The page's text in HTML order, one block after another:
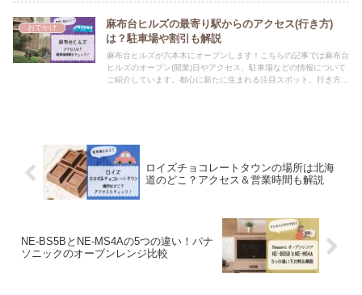
おでかけ
麻布台ヒルズの最寄り駅からのアクセス(行き方)
は？駐車場や割引も解説
麻布台ヒルズが六本木にオープンします！こちらの記事では麻布台
ヒルズのオープン(開業)日やアクセス、駐車場などの情報について
ご紹介しています。都心に新たに生まれる注目スポット。行き方は
ロイズチョコレートタウンの場所は北海
道のどこ？アクセス＆営業時間も解説
NE-BS5BとNE-MS4Aの5つの違い！パナ
ソニックのオーブンレンジ比較